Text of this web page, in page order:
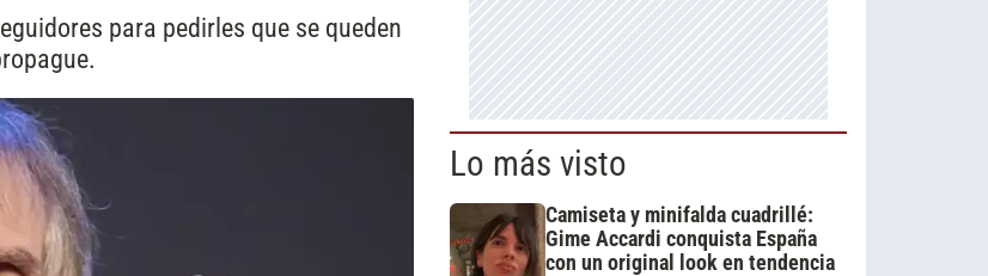
para pedirles que se queden
Lo más visto
Camiseta y minifalda cuadrillé:
Gime Accardi conquista España
con un original look en tendencia